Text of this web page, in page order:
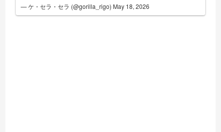
— ケ・セラ・セラ (@gorilla_rigo) May 18, 2026